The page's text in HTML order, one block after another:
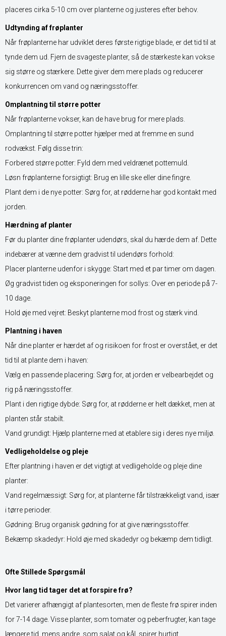
placeres cirka 5-10 cm over planterne og justeres efter behov.
Udtynding af frøplanter
Når frøplanterne har udviklet deres første rigtige blade, er det tid til at
tynde dem ud. Fjern de svageste planter, så de stærkeste kan vokse
sig større og stærkere. Dette giver dem mere plads og reducerer
konkurrencen om vand og næringsstoffer.
Omplantning til større potter
Når frøplanterne vokser, kan de have brug for mere plads.
Omplantning til større potter hjælper med at fremme en sund
rodvækst. Følg disse trin:
Forbered større potter: Fyld dem med veldrænet pottemuld.
Løsn frøplanterne forsigtigt: Brug en lille ske eller dine fingre.
Plant dem i de nye potter: Sørg for, at rødderne har god kontakt med
jorden.
Hærdning af planter
Før du planter dine frøplanter udendørs, skal du hærde dem af. Dette
indebærer at vænne dem gradvist til udendørs forhold:
Placer planterne udenfor i skygge: Start med et par timer om dagen.
Øg gradvist tiden og eksponeringen for sollys: Over en periode på 7-
10 dage.
Hold øje med vejret: Beskyt planterne mod frost og stærk vind.
Plantning i haven
Når dine planter er hærdet af og risikoen for frost er overstået, er det
tid til at plante dem i haven:
Vælg en passende placering: Sørg for, at jorden er velbearbejdet og
rig på næringsstoffer.
Plant i den rigtige dybde: Sørg for, at rødderne er helt dækket, men at
planten står stabilt.
Vand grundigt: Hjælp planterne med at etablere sig i deres nye miljø.
Vedligeholdelse og pleje
Efter plantning i haven er det vigtigt at vedligeholde og pleje dine
planter:
Vand regelmæssigt: Sørg for, at planterne får tilstrækkeligt vand, især
i tørre perioder.
Gødning: Brug organisk gødning for at give næringsstoffer.
Bekæmp skadedyr: Hold øje med skadedyr og bekæmp dem tidligt.
Ofte Stillede Spørgsmål
Hvor lang tid tager det at forspire frø?
Det varierer afhængigt af plantesorten, men de fleste frø spirer inden
for 7-14 dage. Visse planter, som tomater og peberfrugter, kan tage
længere tid, mens andre, som salat og kål, spirer hurtigt.